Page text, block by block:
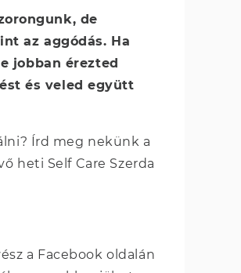
de
az aggódás. Ha
jobban érezted
és veled együtt
Írd meg nekünk a
heti Self Care Szerda
a Facebook oldalán